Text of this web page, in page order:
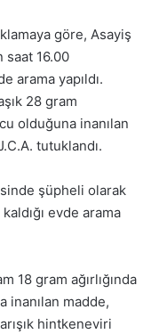
göre, Asayiş
saat 16.00
arama yapıldı.
28 gram
olduğuna inanılan
tutuklandı.
şüpheli olarak
evde arama
18 gram ağırlığında
madde,
hintkeneviri